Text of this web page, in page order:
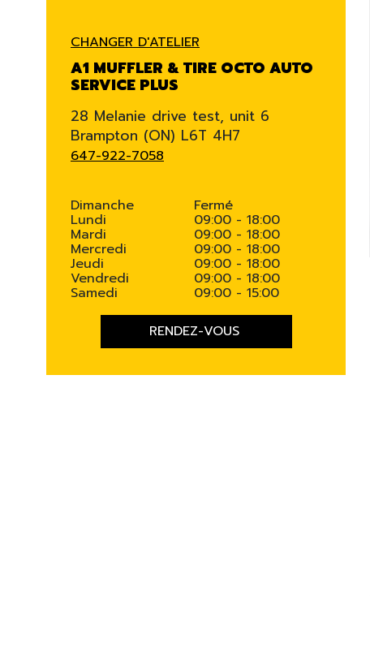
CHANGER D'ATELIER
A1 MUFFLER & TIRE OCTO AUTO
SERVICE PLUS
28 Melanie drive test, unit 6
Brampton (ON) L6T 4H7
647-922-7058
Dimanche Fermé
Lundi 09:00 - 18:00
Mardi 09:00 - 18:00
Mercredi 09:00 - 18:00
Jeudi 09:00 - 18:00
Vendredi 09:00 - 18:00
Samedi
09:00 - 15:00
RENDEZ-VOUS